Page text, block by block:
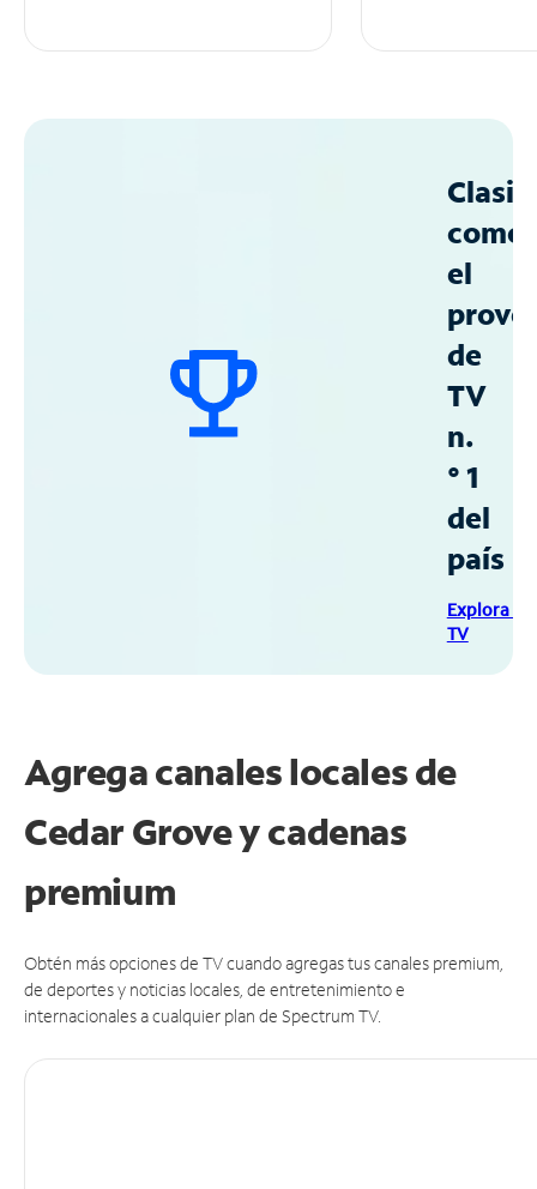
como
el
de
TV
n.
° 1
del
país
Explora
TV
Agrega canales locales de
Cedar Grove y cadenas
premium
Obtén más opciones de TV cuando agregas tus canales premium,
de deportes y noticias locales, de entretenimiento e
internacionales a cualquier plan de Spectrum TV.